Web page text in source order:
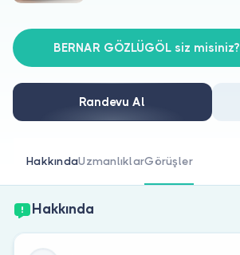
Doktorlar için
Doktor musunuz?
BERNAR GÖZLÜGÖL siz misiniz?
Randevu Al
HakkındaUzmanlıklarGörüşler
Hakkında